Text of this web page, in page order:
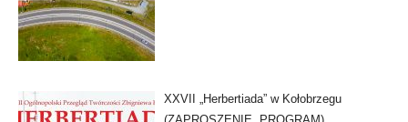
XXVII „Herbertiada” w Kołobrzegu
(ZAPROSZENIE, PROGRAM)